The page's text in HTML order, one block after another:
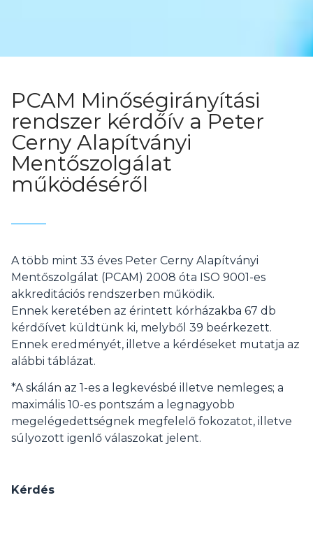
PCAM Minőségirányítási
rendszer kérdőív a Peter
Cerny Alapítványi
Mentőszolgálat
működéséről
A több mint 33 éves Peter Cerny Alapítványi
Mentőszolgálat (PCAM) 2008 óta ISO 9001-es
akkreditációs rendszerben működik.
Ennek keretében az érintett kórházakba 67 db
kérdőívet küldtünk ki, melyből 39 beérkezett.
Ennek eredményét, illetve a kérdéseket mutatja az
alábbi táblázat.
*A skálán az 1-es a legkevésbé illetve nemleges; a
maximális 10-es pontszám a legnagyobb
megelégedettségnek megfelelő fokozatot, illetve
súlyozott igenlő válaszokat jelent.
Kérdés